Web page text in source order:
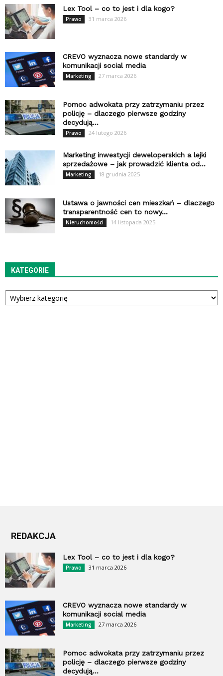
Lex Tool – co to jest i dla kogo?
Prawo 31 marca 2026
CREVO wyznacza nowe standardy w
komunikacji social media
Marketing 27 marca 2026
Pomoc adwokata przy zatrzymaniu przez
policję – dlaczego pierwsze godziny
decydują...
Prawo 24 lutego 2026
Marketing inwestycji deweloperskich a lejki
sprzedażowe – jak prowadzić klienta od...
Marketing 18 grudnia 2025
Ustawa o jawności cen mieszkań – dlaczego
transparentność cen to nowy...
Nieruchomości 14 listopada 2025
KATEGORIE
Kategorie
REDAKCJA
Lex Tool – co to jest i dla kogo?
Prawo 31 marca 2026
CREVO wyznacza nowe standardy w
komunikacji social media
Marketing 27 marca 2026
Pomoc adwokata przy zatrzymaniu przez
policję – dlaczego pierwsze godziny
decydują...